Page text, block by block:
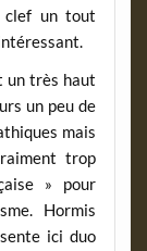
clef un tout
un très haut
un peu de
mais
trop
» pour
Hormis
ici duo